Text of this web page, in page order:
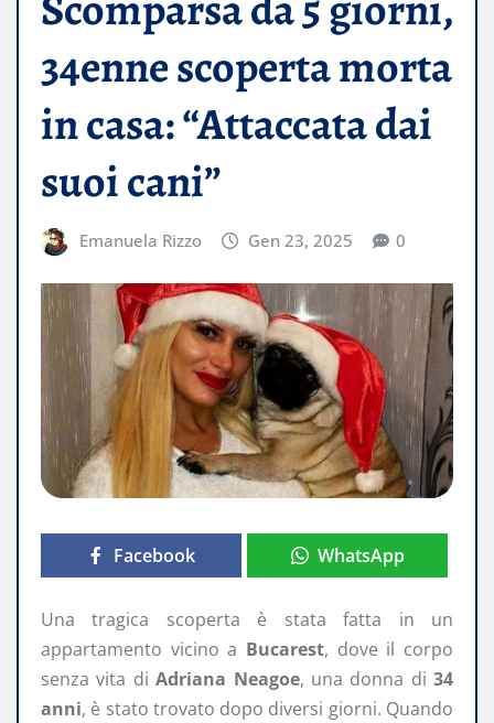
34enne scoperta morta
in casa: “Attaccata dai
suoi cani”
Emanuela Rizzo Gen 23, 2025 0
Facebook WhatsApp
Una tragica scoperta è stata fatta in un
appartamento vicino a Bucarest, dove il corpo
senza vita diAdriana Neagoe, una donna di 34
anni, è stato trovato dopo diversi giorni. Quando